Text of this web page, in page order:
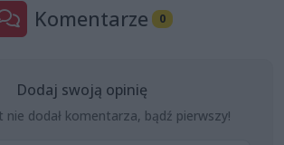
Komentarze 0
Dodaj swoją opinię
nie dodał komentarza, bądź pierwszy!